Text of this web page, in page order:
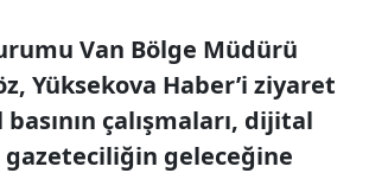
Van Bölge Müdürü
Yüksekova Haber’i ziyaret
çalışmaları, dijital
geleceğine